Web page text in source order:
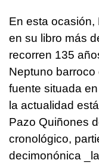
En esta
en su libro más
recorren 135
Neptuno
fuente situada
la actualidad
Pazo Quiñones
cronológico,
decimonónica